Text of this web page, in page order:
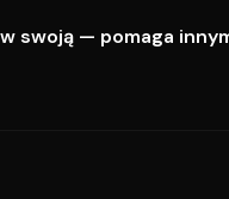
swoją — pomaga